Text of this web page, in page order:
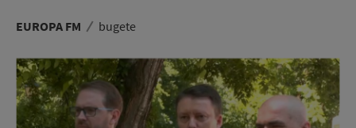
EUROPA FM bugete
RADIO
CONCURSURI
PODCAST